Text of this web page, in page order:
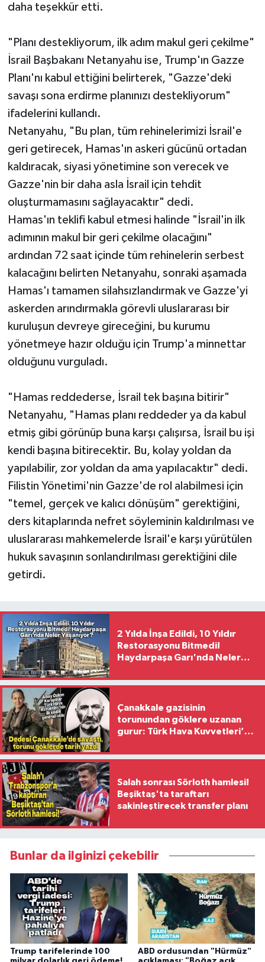
daha teşekkür etti.
"Planı destekliyorum, ilk adım makul geri çekilme"
İsrail Başbakanı Netanyahu ise, Trump'ın Gazze
Planı'nı kabul ettiğini belirterek, "Gazze'deki
savaşı sona erdirme planınızı destekliyorum"
ifadelerini kullandı.
Netanyahu, "Bu plan, tüm rehinelerimizi İsrail'e
geri getirecek, Hamas'ın askeri gücünü ortadan
kaldıracak, siyasi yönetimine son verecek ve
Gazze'nin bir daha asla İsrail için tehdit
oluşturmamasını sağlayacaktır" dedi.
Hamas'ın teklifi kabul etmesi halinde "İsrail'in ilk
adımının makul bir geri çekilme olacağını"
ardından 72 saat içinde tüm rehinelerin serbest
kalacağını belirten Netanyahu, sonraki aşamada
Hamas'ı tamamen silahsızlandırmak ve Gazze'yi
askerden arındırmakla görevli uluslararası bir
kuruluşun devreye gireceğini, bu kurumu
yönetmeye hazır olduğu için Trump'a minnettar
olduğunu vurguladı.
"Hamas reddederse, İsrail tek başına bitirir"
Netanyahu, "Hamas planı reddeder ya da kabul
etmiş gibi görünüp buna karşı çalışırsa, İsrail bu işi
kendi başına bitirecektir. Bu, kolay yoldan da
yapılabilir, zor yoldan da ama yapılacaktır" dedi.
Filistin Yönetimi'nin Gazze'de rol alabilmesi için
"temel, gerçek ve kalıcı dönüşüm" gerektiğini,
ders kitaplarında nefret söyleminin kaldırılması ve
uluslararası mahkemelerde İsrail'e karşı yürütülen
hukuk savaşının sonlandırılması gerektiğini dile
getirdi.
2 Yılda İnşa Edildi, 10 Yıldır
Restorasyonu Bitmedi!
Haydarpaşa Garı'nda Neler
Çanakkale gazisinin
torunundan göklere uzanan
gurur: Türk Hava Kuvvetleri’nin
Salah sonrası Sörloth hamlesi!
Beşiktaş'ta taraftarı
sakinleştirecek transfer planı
Bunlar da ilginizi çekebilir
Trump tarifelerinde 100
ABD ordusundan "Hürmüz"